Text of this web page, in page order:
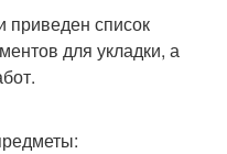
приведен список
для укладки, а